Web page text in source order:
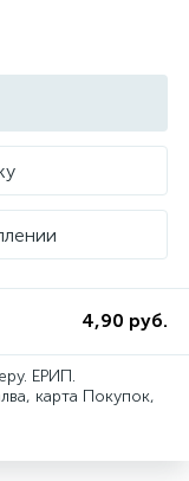
4,90 руб.
ЕРИП.
карта Покупок,